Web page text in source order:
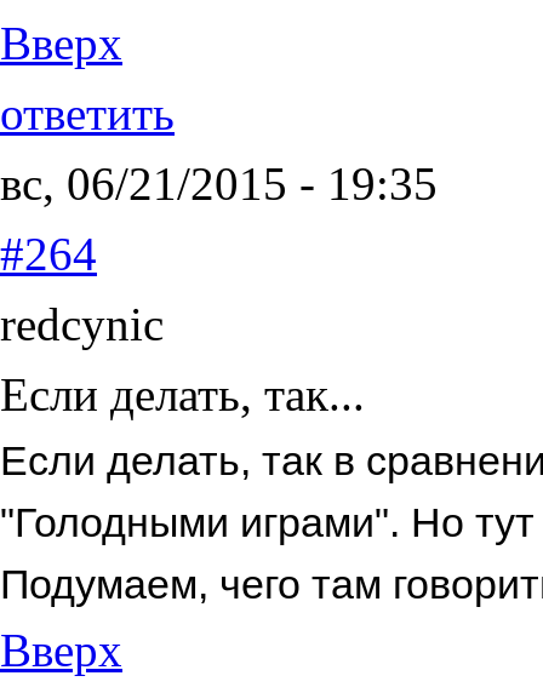
Вверх
ответить
вс, 06/21/2015 - 19:35
#264
redcynic
Если делать, так...
Если делать, так в
"Голодными играми". Но
Подумаем, чего там
Вверх